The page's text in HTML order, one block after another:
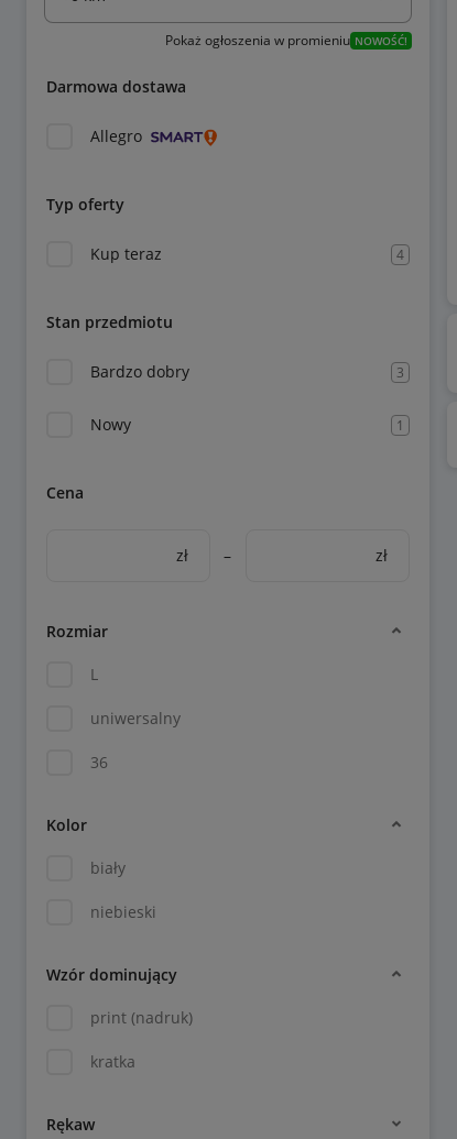
Pokaż ogłoszenia w promieniu NOWOŚĆ!
Darmowa dostawa
Allegro
Typ oferty
Kup teraz 4
Stan przedmiotu
Bardzo dobry 3
Nowy 1
Cena
zł – zł
Rozmiar
L
uniwersalny
36
Kolor
biały
niebieski
Wzór dominujący
print (nadruk)
kratka
Rękaw